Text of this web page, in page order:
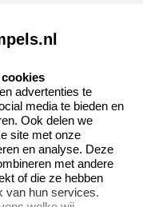
opnemen
gestelde vragen
advertenties te
media te bieden en
Ook delen we
site met onze
en analyse. Deze
met andere
of die ze hebben
van hun services.